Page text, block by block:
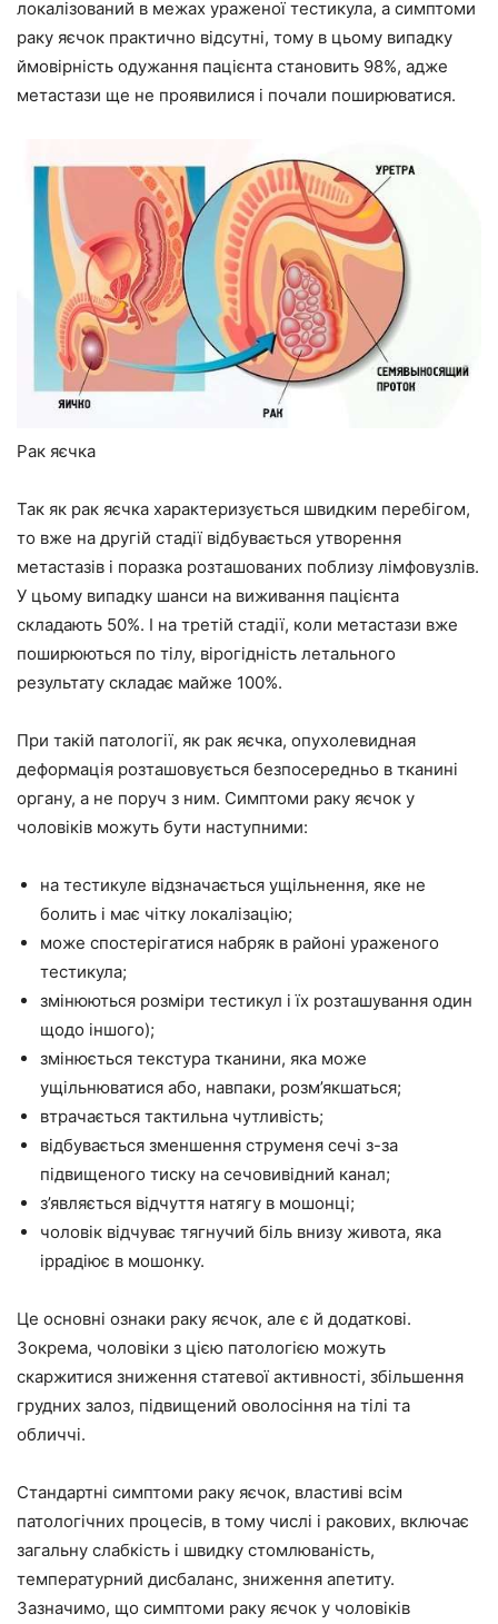
локалізований в межах ураженої тестикула, а симптоми
раку яєчок практично відсутні, тому в цьому випадку
ймовірність одужання пацієнта становить 98%, адже
метастази ще не проявилися і почали поширюватися.
Рак яєчка
Так як рак яєчка характеризується швидким перебігом,
то вже на другій стадії відбувається утворення
метастазів і поразка розташованих поблизу лімфовузлів.
У цьому випадку шанси на виживання пацієнта
складають 50%. І на третій стадії, коли метастази вже
поширюються по тілу, вірогідність летального
результату складає майже 100%.
При такій патології, як рак яєчка, опухолевидная
деформація розташовується безпосередньо в тканині
органу, а не поруч з ним. Симптоми раку яєчок у
чоловіків можуть бути наступними:
на тестикуле відзначається ущільнення, яке не
болить і має чітку локалізацію;
може спостерігатися набряк в районі ураженого
тестикула;
змінюються розміри тестикул і їх розташування один
щодо іншого);
змінюється текстура тканини, яка може
ущільнюватися або, навпаки, розм’якшаться;
втрачається тактильна чутливість;
відбувається зменшення струменя сечі з-за
підвищеного тиску на сечовивідний канал;
з’являється відчуття натягу в мошонці;
чоловік відчуває тягнучий біль внизу живота, яка
іррадіює в мошонку.
Це основні ознаки раку яєчок, але є й додаткові.
Зокрема, чоловіки з цією патологією можуть
скаржитися зниження статевої активності, збільшення
грудних залоз, підвищений оволосіння на тілі та
обличчі.
Стандартні симптоми раку яєчок, властиві всім
патологічних процесів, в тому числі і ракових, включає
загальну слабкість і швидку стомлюваність,
температурний дисбаланс, зниження апетиту.
Зазначимо, що симптоми раку яєчок у чоловіків